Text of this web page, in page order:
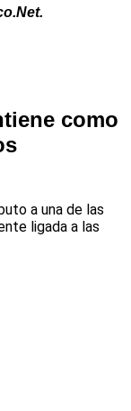
como
a una de las
ligada a las